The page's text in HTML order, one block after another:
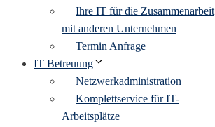
Ihre IT für die Zusammenarbeit
mit anderen Unternehmen
Termin Anfrage
IT Betreuung
Netzwerkadministration
Komplettservice für IT-
Arbeitsplätze